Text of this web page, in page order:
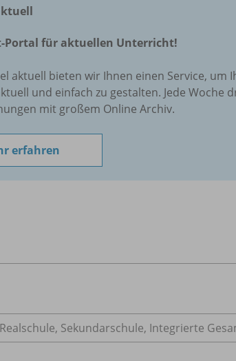
Portal für aktuellen Unterricht!
aktuell bieten wir Ihnen einen Service, um
und einfach zu gestalten. Jede Woche
mit großem Online Archiv.
erfahren
Sekundarschule, Integrierte